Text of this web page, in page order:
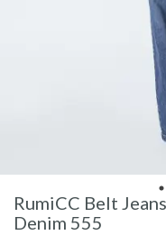
RumiCC Belt
Denim 555